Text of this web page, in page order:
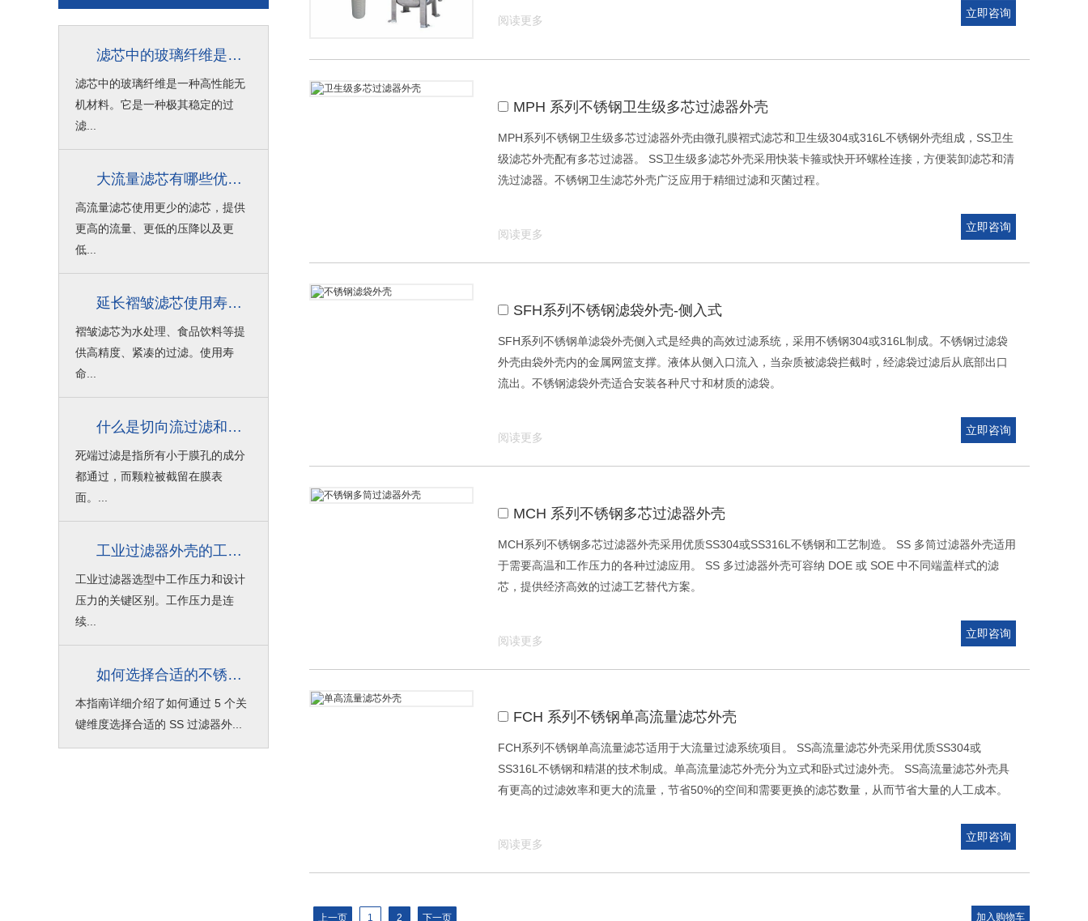
阅读更多
立即咨询
MPH 系列不锈钢卫生级多芯过滤器外壳
MPH系列不锈钢卫生级多芯过滤器外壳由微孔膜褶式滤芯和卫生级304或316L不锈钢外壳组成，SS卫生
级滤芯外壳配有多芯过滤器。 SS卫生级多滤芯外壳采用快装卡箍或快开环螺栓连接，方便装卸滤芯和清
洗过滤器。不锈钢卫生滤芯外壳广泛应用于精细过滤和灭菌过程。
阅读更多
立即咨询
SFH系列不锈钢滤袋外壳-侧入式
SFH系列不锈钢单滤袋外壳侧入式是经典的高效过滤系统，采用不锈钢304或316L制成。不锈钢过滤袋
外壳由袋外壳内的金属网篮支撑。液体从侧入口流入，当杂质被滤袋拦截时，经滤袋过滤后从底部出口
流出。不锈钢滤袋外壳适合安装各种尺寸和材质的滤袋。
阅读更多
立即咨询
MCH 系列不锈钢多芯过滤器外壳
MCH系列不锈钢多芯过滤器外壳采用优质SS304或SS316L不锈钢和工艺制造。 SS 多筒过滤器外壳适用
于需要高温和工作压力的各种过滤应用。 SS 多过滤器外壳可容纳 DOE 或 SOE 中不同端盖样式的滤
芯，提供经济高效的过滤工艺替代方案。
阅读更多
立即咨询
FCH 系列不锈钢单高流量滤芯外壳
FCH系列不锈钢单高流量滤芯适用于大流量过滤系统项目。 SS高流量滤芯外壳采用优质SS304或
SS316L不锈钢和精湛的技术制成。单高流量滤芯外壳分为立式和卧式过滤外壳。 SS高流量滤芯外壳具
有更高的过滤效率和更大的流量，节省50%的空间和需要更换的滤芯数量，从而节省大量的人工成本。
阅读更多
立即咨询
上一页 1 2 下一页
滤芯中的玻璃纤维是什么材料？
滤芯中的玻璃纤维是一种高性能无
机材料。它是一种极其稳定的过
滤...
大流量滤芯有哪些优点？
高流量滤芯使用更少的滤芯，提供
更高的流量、更低的压降以及更
低...
延长褶皱滤芯使用寿命的技巧
褶皱滤芯为水处理、食品饮料等提
供高精度、紧凑的过滤。使用寿
命...
什么是切向流过滤和死端过滤？
死端过滤是指所有小于膜孔的成分
都通过，而颗粒被截留在膜表
面。...
工业过滤器外壳的工作压力与设计压力
工业过滤器选型中工作压力和设计
压力的关键区别。工作压力是连
续...
如何选择合适的不锈钢过滤器外壳？
本指南详细介绍了如何通过 5 个关
键维度选择合适的 SS 过滤器外...